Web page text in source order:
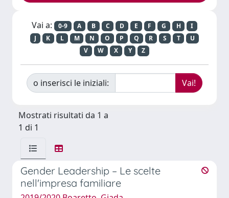
Vai a: 0-9 A B C D E F G H
I
J
K L M N O P Q R S T
U
V
W X Y Z
o inserisci le iniziali:
Mostrati risultati da 1 a
1 di 1
Gender Leadership – Le scelte
nell'impresa familiare